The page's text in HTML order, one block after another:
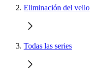
Eliminación del vello
Todas las series